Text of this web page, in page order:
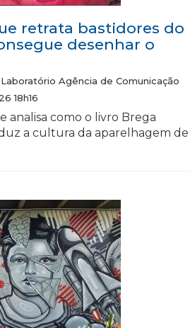
retrata bastidores do
desenhar o
Agência de Comunicação
18h16
analisa como o livro Brega
a cultura da aparelhagem de